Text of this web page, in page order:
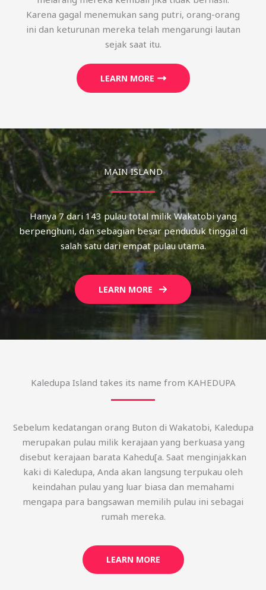
Karena gagal menemukan sang putri, orang-orang
ini dan keturunan mereka telah mengarungi lautan
sejak saat itu.
LEARN MORE
MAIN ISLAND
Hanya 7 dari 143 pulau total milik Wakatobi yang
berpenghuni, dan sebagian besar penduduk tinggal di
salah satu dari empat pulau utama.
LEARN MORE
Kaledupa Island takes its name from KAHEDUPA
Sebelum kedatangan orang Buton di Wakatobi, Kaledupa
merupakan pulau milik kerajaan yang berkuasa yang
disebut kerajaan barata Kahedu[a. Saat menginjakkan
kaki di Kaledupa, Anda akan langsung terpukau oleh
keindahan pulau yang luar biasa dan memahami
mengapa para bangsawan memilih pulau ini sebagai
rumah mereka.
LEARN MORE